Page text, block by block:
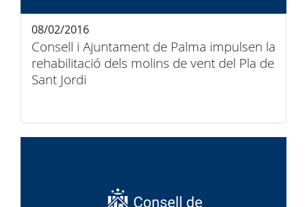
Consell i Ajuntament de Palma impulsen la
rehabilitació dels molins de vent del Pla de
Sant Jordi
08/02/2016